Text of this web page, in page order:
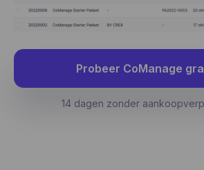
Probeer CoManage
14 dagen zonder